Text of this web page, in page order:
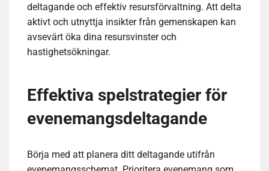
deltagande och effektiv resursförvaltning. Att delta
aktivt och utnyttja insikter från gemenskapen kan
avsevärt öka dina resursvinster och
hastighetsökningar.
Effektiva spelstrategier för
evenemangsdeltagande
Börja med att planera ditt deltagande utifrån